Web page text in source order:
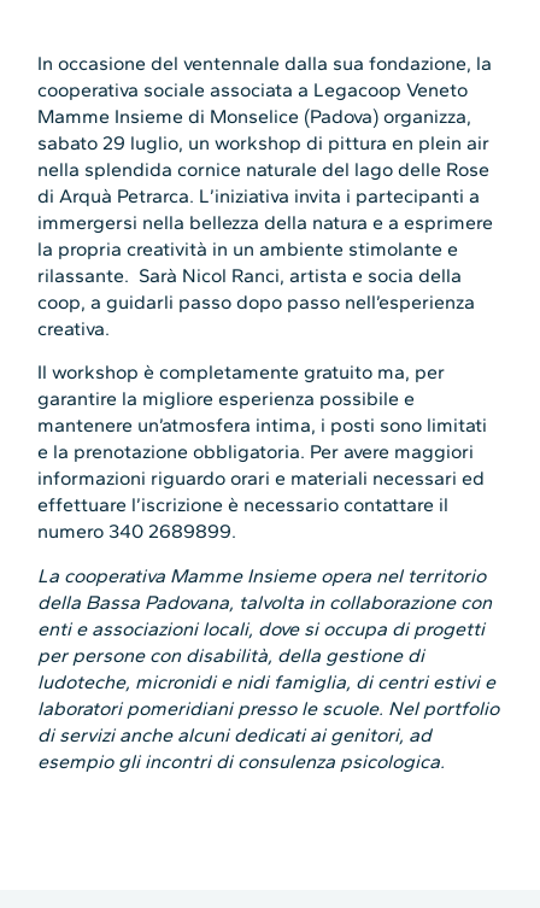
In occasione del ventennale dalla sua fondazione, la
cooperativa sociale associata a Legacoop Veneto
Mamme Insieme di Monselice (Padova) organizza,
sabato 29 luglio, un workshop di pittura en plein air
nella splendida cornice naturale del lago delle Rose
di Arquà Petrarca. L’iniziativa invita i partecipanti a
immergersi nella bellezza della natura e a esprimere
la propria creatività in un ambiente stimolante e
rilassante. Sarà Nicol Ranci, artista e socia della
coop, a guidarli passo dopo passo nell’esperienza
creativa.
Il workshop è completamente gratuito ma, per
garantire la migliore esperienza possibile e
mantenere un’atmosfera intima, i posti sono limitati
e la prenotazione obbligatoria. Per avere maggiori
informazioni riguardo orari e materiali necessari ed
effettuare l’iscrizione è necessario contattare il
numero 340 2689899.
La cooperativa Mamme Insieme opera nel territorio
della Bassa Padovana, talvolta in collaborazione con
enti e associazioni locali, dove si occupa di progetti
per persone con disabilità, della gestione di
ludoteche, micronidi e nidi famiglia, di centri estivi e
laboratori pomeridiani presso le scuole. Nel portfolio
di servizi anche alcuni dedicati ai genitori, ad
esempio gli incontri di consulenza psicologica.